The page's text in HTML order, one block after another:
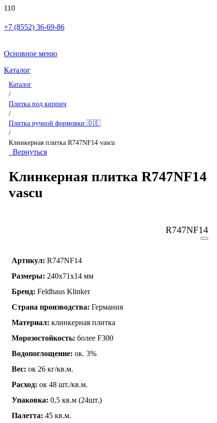
+7 (8552) 36-69-86
Основное меню
Каталог
Каталог
/
Плитка под кирпич
/
Плитка ручной формовки 🇩🇪
/
Клинкерная плитка R747NF14 vascu
Вернуться
Клинкерная плитка R747NF14
vascu
R747NF14
Артикул: R747NF14
Размеры: 240x71x14 мм
Бренд: Feldhaus Klinker
Страна производства: Германия
Материал: клинкерная плитка
Морозостойкость: более F300
Водопоглощение: ок. 3%
Вес: ок 26 кг/кв.м.
Расход: ок 48 шт./кв.м.
Упаковка: 0,5 кв.м (24шт.)
Палетта: 45 кв.м.